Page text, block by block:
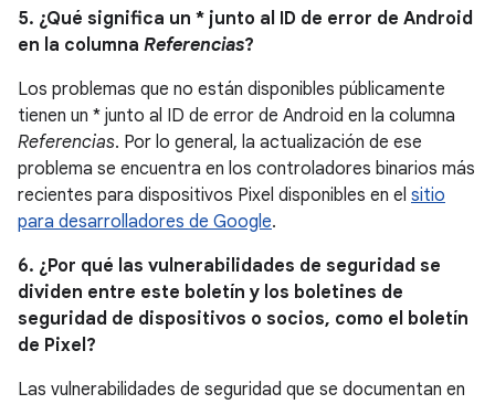
5. ¿Qué significa un * junto al ID de error de Android
en la columna Referencias?
Los problemas que no están disponibles públicamente
tienen un * junto al ID de error de Android en la columna
Referencias. Por lo general, la actualización de ese
problema se encuentra en los controladores binarios más
recientes para dispositivos Pixel disponibles en el sitio
para desarrolladores de Google.
6. ¿Por qué las vulnerabilidades de seguridad se
dividen entre este boletín y los boletines de
seguridad de dispositivos o socios, como el boletín
de Pixel?
Las vulnerabilidades de seguridad que se documentan en